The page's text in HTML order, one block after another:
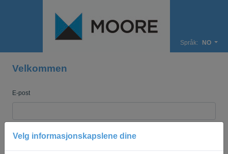
Velg informasjonskapslene dine
Språk: NO
Velkommen
E-post